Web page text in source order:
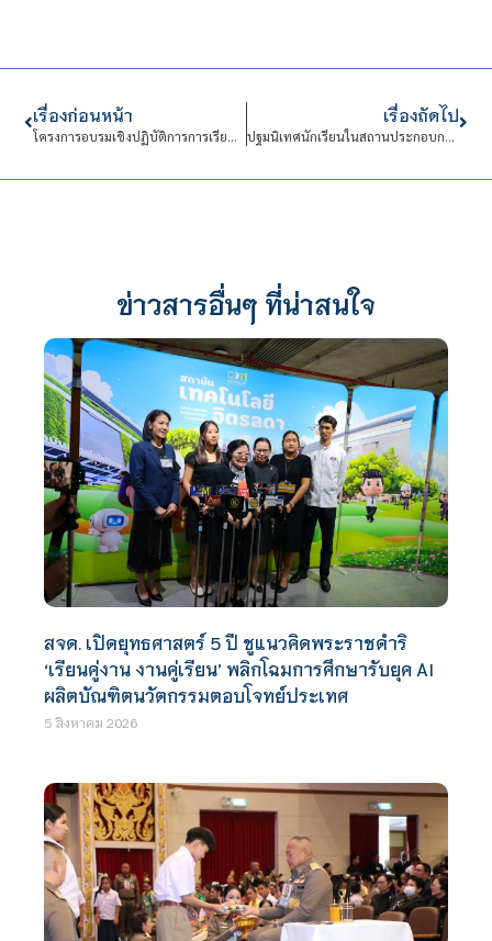
เรื่องก่อนหน้า
โครงการอบรมเชิงปฏิบัติการการเรียนการสอนภาษาตามแนว Constructivism
เรื่องถัดไป
ปฐมนิเทศนักเรียนในสถานประกอบการ ประจำปีการศึกษา 2566
ข่าวสารอื่นๆ ที่น่าสนใจ
สจด. เปิดยุทธศาสตร์ 5 ปี ชูแนวคิดพระราชดำริ
‘เรียนคู่งาน งานคู่เรียน’ พลิกโฉมการศึกษารับยุค AI
ผลิตบัณฑิตนวัตกรรมตอบโจทย์ประเทศ
5 สิงหาคม 2026